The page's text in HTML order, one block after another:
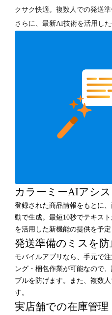
クサク快適。複数人での発送準
さらに、最新AI技術を活用し
カラーミーAIアシス
登録された商品情報をもとに
動で生成。最短10秒でテキス
を活用した新機能の提供を予定
発送準備のミスを防
モバイルアプリなら、手元で
ング・梱包作業が可能なので
ブルを防げます。また、複数
す。
実店舗での在庫管理